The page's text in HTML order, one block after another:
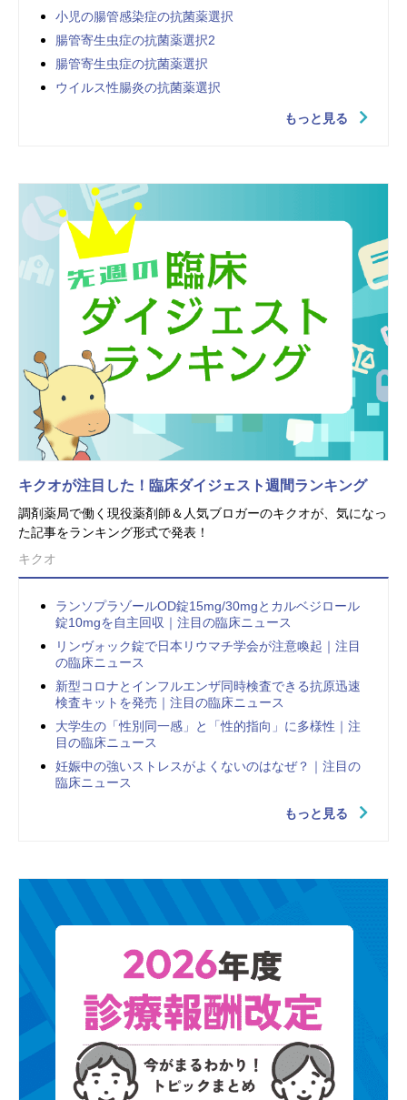
小児の腸管感染症の抗菌薬選択
腸管寄生虫症の抗菌薬選択2
腸管寄生虫症の抗菌薬選択
ウイルス性腸炎の抗菌薬選択
もっと見る
キクオが注目した！臨床ダイジェスト週間ランキング
調剤薬局で働く現役薬剤師＆人気ブロガーのキクオが、気になっ
た記事をランキング形式で発表！
キクオ
ランソプラゾールOD錠15mg/30mgとカルベジロール
錠10mgを自主回収｜注目の臨床ニュース
リンヴォック錠で日本リウマチ学会が注意喚起｜注目
の臨床ニュース
新型コロナとインフルエンザ同時検査できる抗原迅速
検査キットを発売｜注目の臨床ニュース
大学生の「性別同一感」と「性的指向」に多様性｜注
目の臨床ニュース
妊娠中の強いストレスがよくないのはなぜ？｜注目の
臨床ニュース
もっと見る